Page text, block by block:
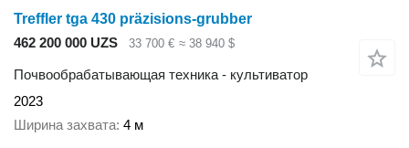
Treffler tga 430 präzisions-grubber
462 200 000 UZS
33 700 € ≈ 38 940 $
Почвообрабатывающая техника - культиватор
2023
Ширина захвата 4 м